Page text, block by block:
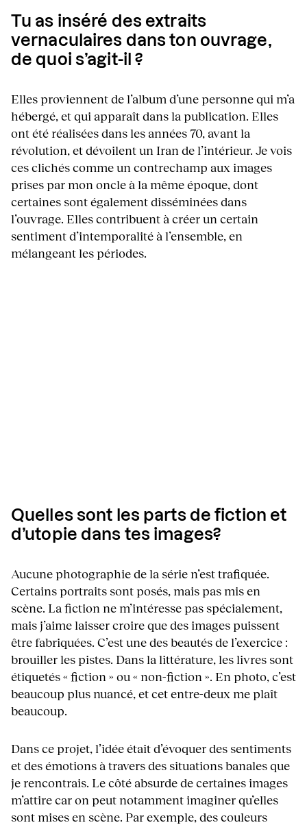
Tu as inséré des extraits
vernaculaires dans ton ouvrage,
de quoi s’agit-il ?
Elles proviennent de l’album d’une personne qui m’a
hébergé, et qui apparaît dans la publication. Elles
ont été réalisées dans les années 70, avant la
révolution, et dévoilent un Iran de l’intérieur. Je vois
ces clichés comme un contrechamp aux images
prises par mon oncle à la même époque, dont
certaines sont également disséminées dans
l’ouvrage. Elles contribuent à créer un certain
sentiment d’intemporalité à l’ensemble, en
mélangeant les périodes.
Quelles sont les parts de fiction et
d’utopie dans tes images?
Aucune photographie de la série n’est trafiquée.
Certains portraits sont posés, mais pas mis en
scène. La fiction ne m’intéresse pas spécialement,
mais j’aime laisser croire que des images puissent
être fabriquées. C’est une des beautés de l’exercice :
brouiller les pistes. Dans la littérature, les livres sont
étiquetés « fiction » ou « non-fiction ». En photo, c’est
beaucoup plus nuancé, et cet entre-deux me plaît
beaucoup.
Dans ce projet, l’idée était d’évoquer des sentiments
et des émotions à travers des situations banales que
je rencontrais. Le côté absurde de certaines images
m’attire car on peut notamment imaginer qu’elles
sont mises en scène. Par exemple, des couleurs